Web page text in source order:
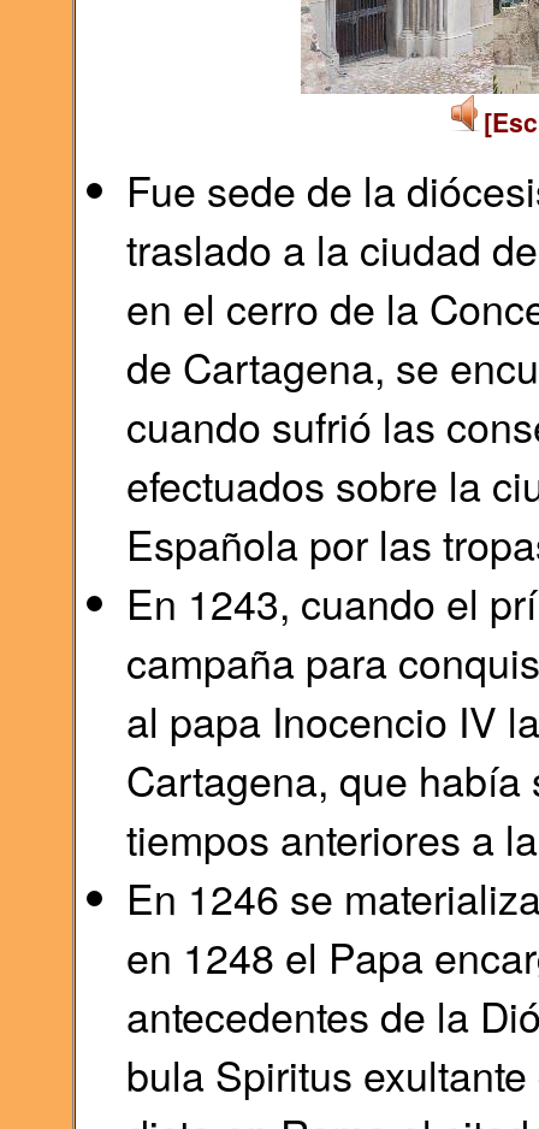
Fue sede de la
traslado a la ciudad
en el cerro de la
de Cartagena, se
cuando sufrió las
efectuados sobre la
Española por las
En 1243, cuando el
campaña para
al papa Inocencio IV
Cartagena, que
tiempos anteriores a
En 1246 se
en 1248 el Papa
antecedentes de la
bula Spiritus